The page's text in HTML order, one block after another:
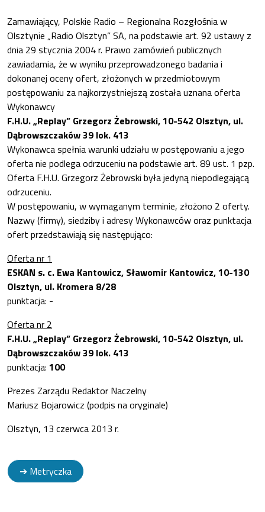
Zamawiający, Polskie Radio – Regionalna Rozgłośnia w
Olsztynie „Radio Olsztyn” SA, na podstawie art. 92 ustawy z
dnia 29 stycznia 2004 r. Prawo zamówień publicznych
zawiadamia, że w wyniku przeprowadzonego badania i
dokonanej oceny ofert, złożonych w przedmiotowym
postępowaniu za najkorzystniejszą została uznana oferta
Wykonawcy
F.H.U. „Replay” Grzegorz Żebrowski, 10-542 Olsztyn, ul.
Dąbrowszczaków 39 lok. 413
Wykonawca spełnia warunki udziału w postępowaniu a jego
oferta nie podlega odrzuceniu na podstawie art. 89 ust. 1 pzp.
Oferta F.H.U. Grzegorz Żebrowski była jedyną niepodlegającą
odrzuceniu.
W postępowaniu, w wymaganym terminie, złożono 2 oferty.
Nazwy (firmy), siedziby i adresy Wykonawców oraz punktacja
ofert przedstawiają się następująco:
Oferta nr 1
ESKAN s. c. Ewa Kantowicz, Sławomir Kantowicz, 10-130
Olsztyn, ul. Kromera 8/28
punktacja: -
Oferta nr 2
F.H.U. „Replay” Grzegorz Żebrowski, 10-542 Olsztyn, ul.
Dąbrowszczaków 39 lok. 413
punktacja: 100
Prezes Zarządu Redaktor Naczelny
Mariusz Bojarowicz (podpis na oryginale)
Olsztyn, 13 czerwca 2013 r.
➔ Metryczka